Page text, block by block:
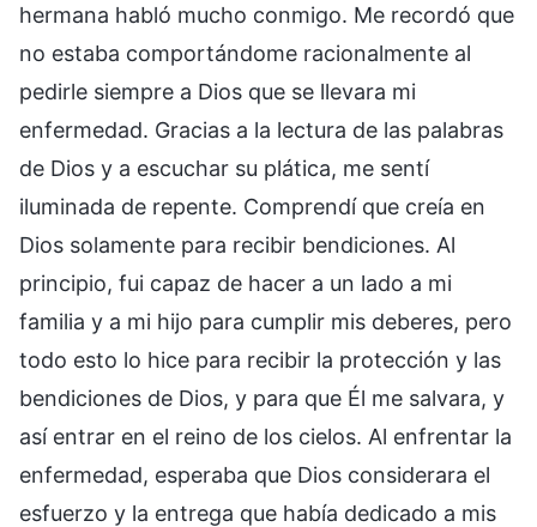
hermana habló mucho conmigo. Me recordó que
no estaba comportándome racionalmente al
pedirle siempre a Dios que se llevara mi
enfermedad. Gracias a la lectura de las palabras
de Dios y a escuchar su plática, me sentí
iluminada de repente. Comprendí que creía en
Dios solamente para recibir bendiciones. Al
principio, fui capaz de hacer a un lado a mi
familia y a mi hijo para cumplir mis deberes, pero
todo esto lo hice para recibir la protección y las
bendiciones de Dios, y para que Él me salvara, y
así entrar en el reino de los cielos. Al enfrentar la
enfermedad, esperaba que Dios considerara el
esfuerzo y la entrega que había dedicado a mis